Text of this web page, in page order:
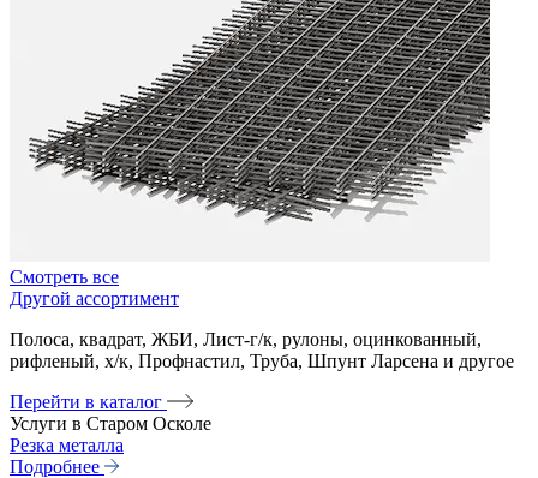
Смотреть все
Другой ассортимент
Полоса, квадрат, ЖБИ, Лист-г/к, рулоны, оцинкованный,
рифленый, х/к, Профнастил, Труба, Шпунт Ларсена и другое
Перейти в каталог
Услуги в Старом Осколе
Резка металла
Подробнее